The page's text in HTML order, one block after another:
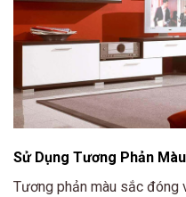
Sử Dụng Tương Phản
Tương phản màu sắc đóng